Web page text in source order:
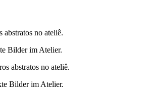
abstratos no ateliê.
Bilder im Atelier.
abstratos no ateliê.
Bilder im Atelier.